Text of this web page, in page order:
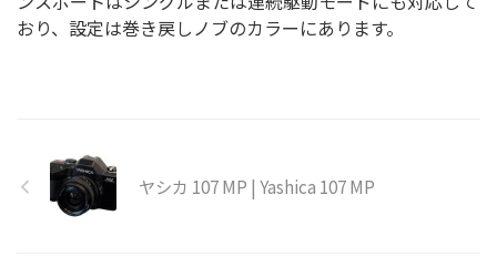
おり、設定は巻き戻しノブのカラーにあります。
ヤシカ 107 MP | Yashica 107 MP